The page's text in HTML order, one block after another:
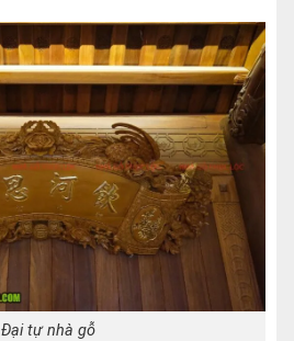
Đại tự nhà gỗ